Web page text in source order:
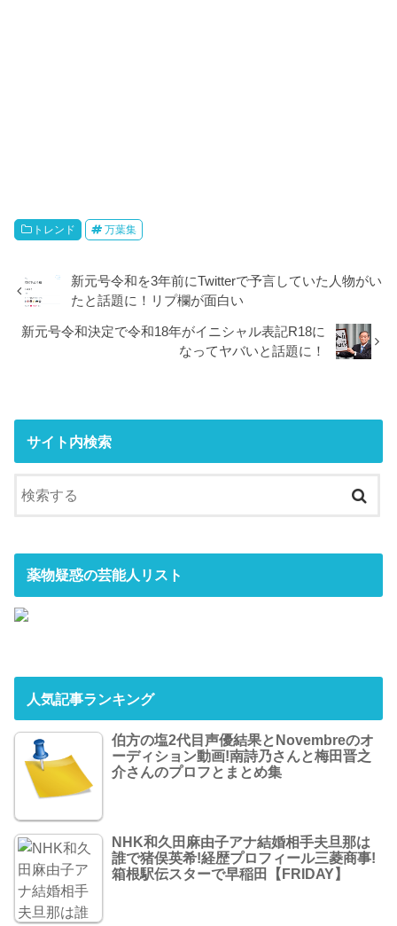
トレンド 万葉集
新元号令和を3年前にTwitterで予言していた人物がい
たと話題に！リプ欄が面白い
新元号令和決定で令和18年がイニシャル表記R18に
なってヤバいと話題に！
サイト内検索
薬物疑惑の芸能人リスト
人気記事ランキング
伯方の塩2代目声優結果とNovembreのオ
ーディション動画!南詩乃さんと梅田晋之
介さんのプロフとまとめ集
NHK和久田麻由子アナ結婚相手夫旦那は
誰で猪俣英希!経歴プロフィール三菱商事!
箱根駅伝スターで早稲田【FRIDAY】